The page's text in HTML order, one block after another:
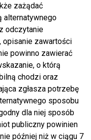
zażądać
alternatywnego
odczytanie
opisanie zawartości
powinno zawierać
o którą
chodzi oraz
zgłasza potrzebę
sposobu
dla niej sposób
publiczny powinien
później niż w ciągu 7